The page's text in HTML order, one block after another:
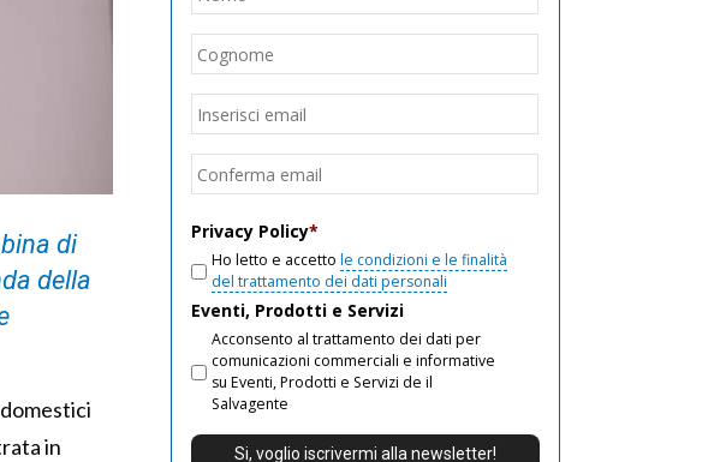
di
della
in
Email
Privacy Policy*
Ho letto e accetto le condizioni e le finalità
del trattamento dei dati personali
Eventi, Prodotti e Servizi
Acconsento al trattamento dei dati per
comunicazioni commerciali e informative
su Eventi, Prodotti e Servizi de il
Salvagente